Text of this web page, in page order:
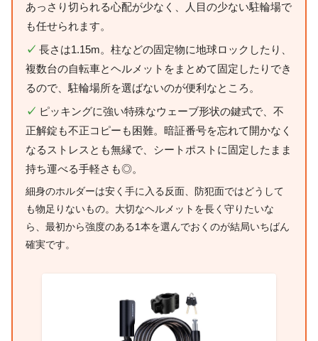
あっさり切られる心配が少なく、人目の少ない駐輪場で
も任せられます。
✓ 長さは1.15m。柱などの固定物に地球ロックしたり、
複数台の自転車とヘルメットをまとめて固定したりでき
るので、駐輪場所を選ばないのが便利なところ。
✓ ピッキングに強い特殊なウェーブ形状の鍵式で、不
正解錠も不正コピーも困難。暗証番号を忘れて開かなく
なるストレスとも無縁で、シートポストに固定したまま
持ち運べる手軽さも◎。
細身のホルダーは安く手に入る反面、防犯面ではどうして
も物足りないもの。大切なヘルメットを長く守りたいな
ら、最初から強度のある1本を選んでおくのが結局いちばん
確実です。